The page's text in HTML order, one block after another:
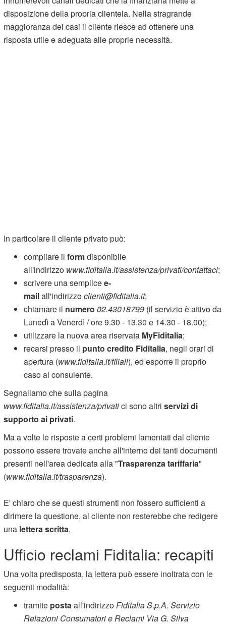
disposizione della propria clientela. Nella stragrande
maggioranza dei casi il cliente riesce ad ottenere una
risposta utile e adeguata alle proprie necessità.
In particolare il cliente privato può:
compilare ilformdisponibile
all'indirizzo www.fiditalia.it/assistenza/privati/contattaci;
scrivere una semplicee-
mailall'indirizzoclienti@fiditalia.it;
chiamare il numero02.43018799 (il servizio è attivo da
Lunedì a Venerdì / ore 9.30 - 13.30 e 14.30 - 18.00);
utilizzare la nuova area riservata MyFiditalia;
recarsi presso il punto credito Fiditalia, negli orari di
apertura (www.fiditalia.it/filiali), ed esporre il proprio
caso al consulente.
Segnaliamo che sulla pagina
www.fiditalia.it/assistenza/privatici sono altriservizi di
supporto ai privati.
Ma a volte le risposte a certi problemi lamentati dal cliente
possono essere trovate anche all'interno dei tanti documenti
presenti nell'area dedicata alla "Trasparenza tariffaria"
(www.fiditalia.it/trasparenza).
E' chiaro che se questi strumenti non fossero sufficienti a
dirimere la questione, al cliente non resterebbe che redigere
una lettera scritta.
Ufficio reclami Fiditalia: recapiti
Una volta predisposta, la lettera può essere inoltrata con le
seguenti modalità:
tramite posta all'indirizzo Fiditalia S.p.A. Servizio
Relazioni Consumatori e Reclami Via G. Silva